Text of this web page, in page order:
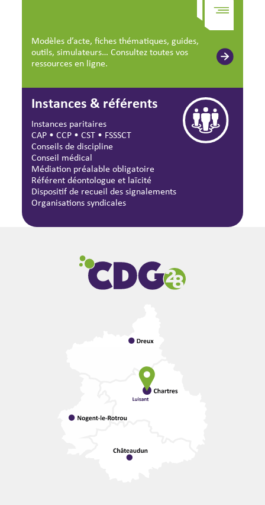
Modèles d’acte, fiches thématiques, guides,
outils, simulateurs… Consultez toutes vos
ressources en ligne.
Instances & référents
Instances paritaires
CAP •CCP •CST • FSSSCT
Conseils de discipline
Conseil médical
Médiation préalable obligatoire
Référent déontologue et laïcité
Dispositif de recueil des signalements
Organisations syndicales